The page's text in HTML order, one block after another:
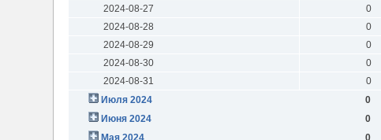
2024-08-27
0
2024-08-28
0
2024-08-29
0
2024-08-30
0
2024-08-31
0
Июля 2024
0
Июня 2024
0
Мая 2024
0